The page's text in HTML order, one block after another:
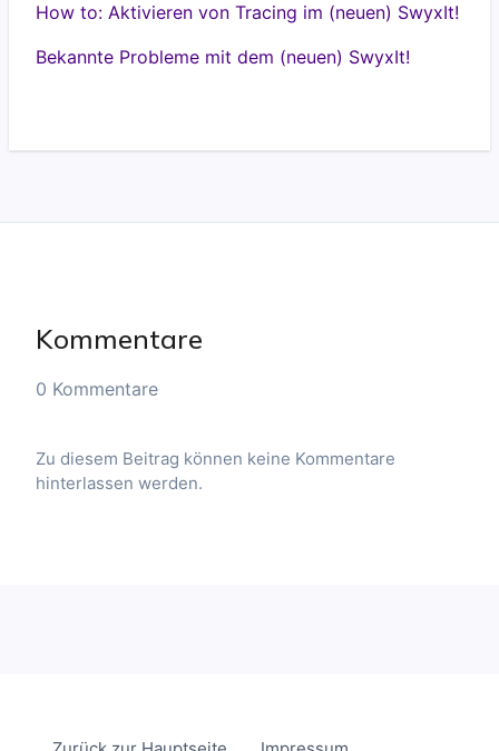
How to: Aktivieren von Tracing im (neuen) SwyxIt!
Bekannte Probleme mit dem (neuen) SwyxIt!
Kommentare
0 Kommentare
Zu diesem Beitrag können keine Kommentare
hinterlassen werden.